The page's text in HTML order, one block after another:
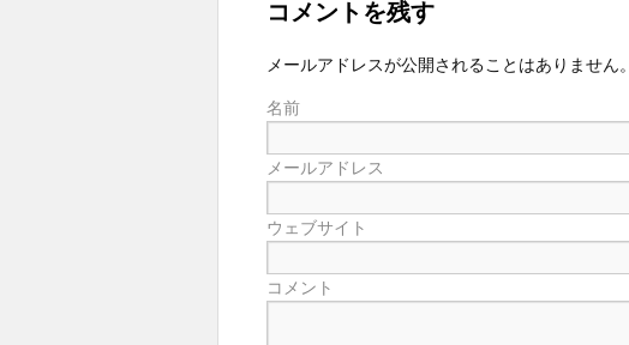
コメントを残す
メールアドレスが公開されることはありません。
名前
メールアドレス
ウェブサイト
コメント